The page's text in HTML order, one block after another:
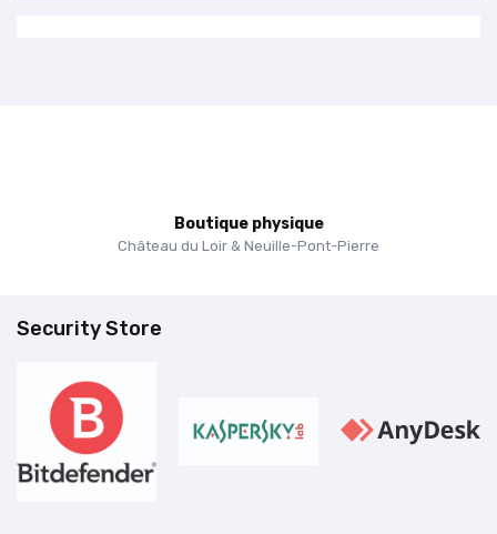
Boutique physique
Château du Loir & Neuille-Pont-Pierre
Security Store